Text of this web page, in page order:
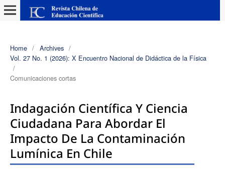
Home / Archives /
Vol. 27 No. 1 (2026): X Encuentro Nacional de Didáctica de la Física
/
Comunicaciones cortas
Indagación Científica Y Ciencia
Ciudadana Para Abordar El
Impacto De La Contaminación
Lumínica En Chile